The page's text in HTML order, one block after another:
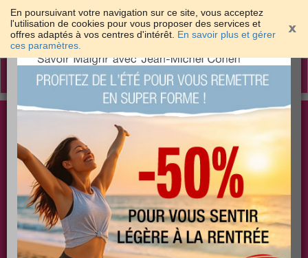
En poursuivant votre navigation sur ce site, vous acceptez
l'utilisation de cookies pour vous proposer des services et
offres adaptés à vos centres d'intérêt. En savoir plus et gérer
ces paramètres.
Toggle
Les meilleures solutions pour maigrir et être bien
dans sa peau
PLUS
EFFICACE
PLUS
SANTÉ
PLUS
COACHING
×